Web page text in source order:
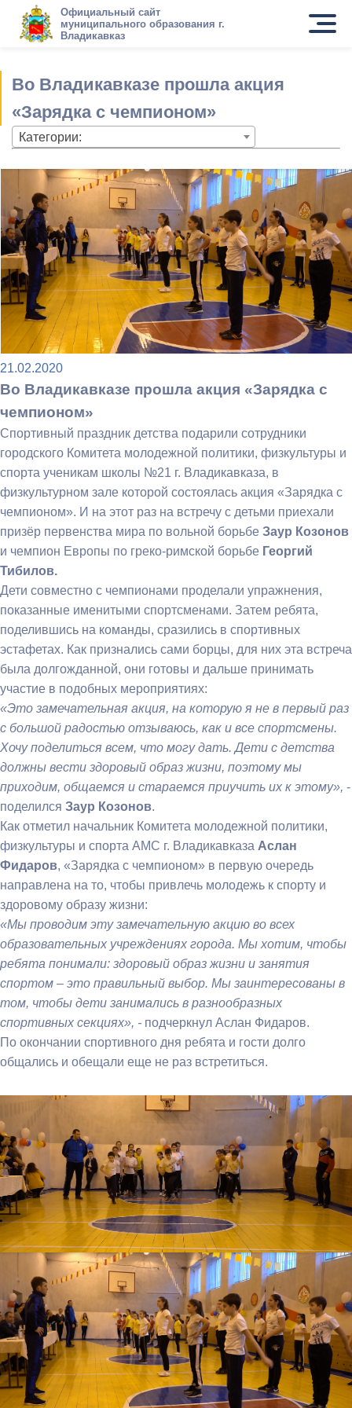
Официальный сайт
муниципального образования г.
Владикавказ
Во Владикавказе прошла акция
«Зарядка с чемпионом»
Категории:
21.02.2020
Во Владикавказе прошла акция «Зарядка с
чемпионом»
Спортивный праздник детства подарили сотрудники
городского Комитета молодежной политики, физкультуры и
спорта ученикам школы №21 г. Владикавказа, в
физкультурном зале которой состоялась акция «Зарядка с
чемпионом». И на этот раз на встречу с детьми приехали
призёр первенства мира по вольной борьбе Заур Козонов
и чемпион Европы по греко-римской борьбе Георгий
Тибилов.
Дети совместно с чемпионами проделали упражнения,
показанные именитыми спортсменами. Затем ребята,
поделившись на команды, сразились в спортивных
эстафетах. Как признались сами борцы, для них эта встреча
была долгожданной, они готовы и дальше принимать
участие в подобных мероприятиях:
«Это замечательная акция, на которую я не в первый раз
с большой радостью отзываюсь, как и все спортсмены.
Хочу поделиться всем, что могу дать. Дети с детства
должны вести здоровый образ жизни, поэтому мы
приходим, общаемся и стараемся приучить их к этому», -
поделился Заур Козонов.
Как отметил начальник Комитета молодежной политики,
физкультуры и спорта АМС г. Владикавказа Аслан
Фидаров, «Зарядка с чемпионом» в первую очередь
направлена на то, чтобы привлечь молодежь к спорту и
здоровому образу жизни:
«Мы проводим эту замечательную акцию во всех
образовательных учреждениях города. Мы хотим, чтобы
ребята понимали: здоровый образ жизни и занятия
спортом – это правильный выбор. Мы заинтересованы в
том, чтобы дети занимались в разнообразных
спортивных секциях», - подчеркнул Аслан Фидаров.
По окончании спортивного дня ребята и гости долго
общались и обещали еще не раз встретиться.